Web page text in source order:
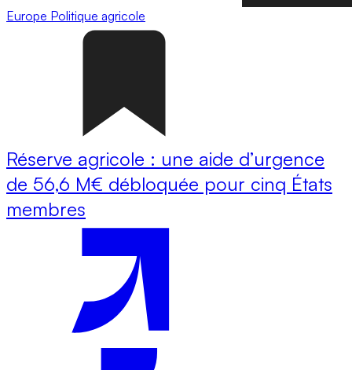
Europe Politique agricole
Réserve agricole : une aide d’urgence
de 56,6 M€ débloquée pour cinq États
membres